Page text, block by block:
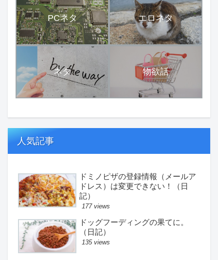
PCネタ エロネタ
ネタ 物欲話
人気記事
ドミノピザの登録情報（メールア
ドレス）は変更できない！（日
記）
177 views
ドッグフーディングの果てに。
（日記）
135 views